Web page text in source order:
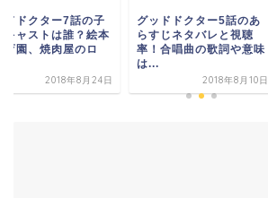
ドドクター7話の子
キャストは誰？絵本
育園、焼肉屋のロ
2018年8月24日
グッドドクター5話のあ
らすじネタバレと視聴
率！合唱曲の歌詞や意味
は...
2018年8月10日